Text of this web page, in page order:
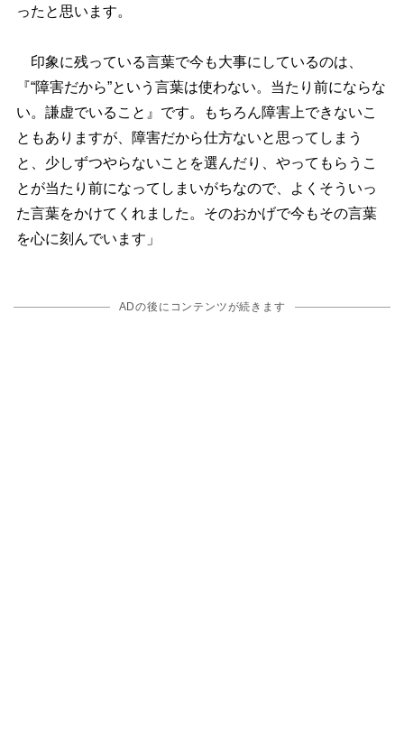
ったと思います。
印象に残っている言葉で今も大事にしているのは、
『“障害だから”という言葉は使わない。当たり前にならな
い。謙虚でいること』です。もちろん障害上できないこ
ともありますが、障害だから仕方ないと思ってしまう
と、少しずつやらないことを選んだり、やってもらうこ
とが当たり前になってしまいがちなので、よくそういっ
た言葉をかけてくれました。そのおかげで今もその言葉
を心に刻んでいます」
ADの後にコンテンツが続きます